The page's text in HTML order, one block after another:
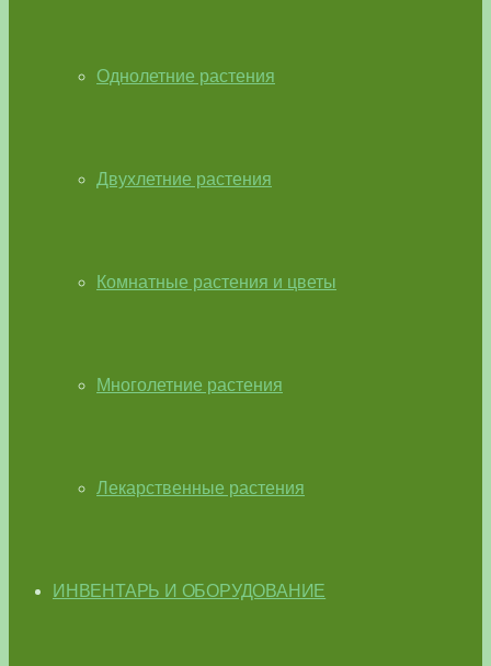
Однолетние растения
Двухлетние растения
Комнатные растения и цветы
Многолетние растения
Лекарственные растения
ИНВЕНТАРЬ И ОБОРУДОВАНИЕ